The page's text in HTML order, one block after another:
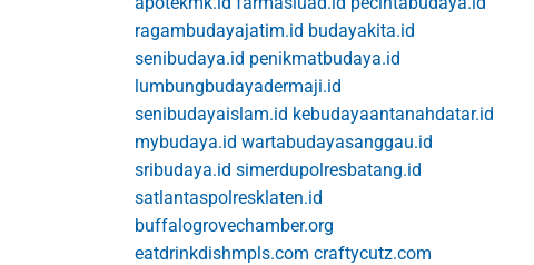
ragambudayajatim.id budayakita.id
senibudaya.id penikmatbudaya.id
lumbungbudayadermaji.id
senibudayaislam.id kebudayaantanahdatar.id
mybudaya.id wartabudayasanggau.id
sribudaya.id simerdupolresbatang.id
satlantaspolresklaten.id
buffalogrovechamber.org
eatdrinkdishmpls.com craftycutz.com